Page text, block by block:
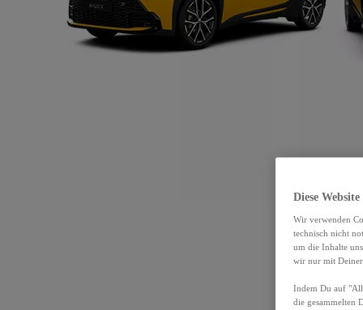
Diese
Wir verwenden
technisch nicht
um die Inhalte
wir nur mit
Indem Du auf
die gesammelten